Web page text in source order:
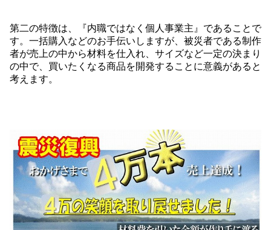
第二の特徴は、『内職ではなく個人事業主』であることで
す。一括購入などのお手伝いしますが、被災者である制作
者が売上の中から材料を仕入れ、サイズなど一定の決まり
の中で、買いたくなる商品を開発することに意義があると
考えます。